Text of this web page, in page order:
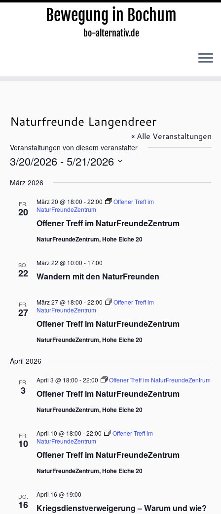
Bewegung in Bochum
bo-alternativ.de
Naturfreunde Langendreer
« Alle Veranstaltungen
Veranstaltungen von diesem veranstalter
3/20/2026 - 5/21/2026
a
März 2026
FR.
20
Offener Treff im NaturFreundeZentrum
März 20 @ 18:00 -22:00
Offener Treff im
NaturFreundeZentrum
NaturFreundeZentrum, Hohe Eiche 20
SO.
22 Wandern mit den NaturFreunden
März 22 @ 10:00 - 17:00
FR.
27
Offener Treff im NaturFreundeZentrum
März 27 @ 18:00 -22:00
Offener Treff im
NaturFreundeZentrum
NaturFreundeZentrum, Hohe Eiche 20
April 2026
FR.
3 Offener Treff im NaturFreundeZentrum
April 3 @ 18:00 -22:00 Offener Treff im NaturFreundeZentrum
NaturFreundeZentrum, Hohe Eiche 20
FR.
10
Offener Treff im NaturFreundeZentrum
April 10 @ 18:00 -22:00
Offener Treff im
NaturFreundeZentrum
NaturFreundeZentrum, Hohe Eiche 20
DO.
16 Kriegsdienstverweigerung – Warum und wie?
April 16 @ 19:00